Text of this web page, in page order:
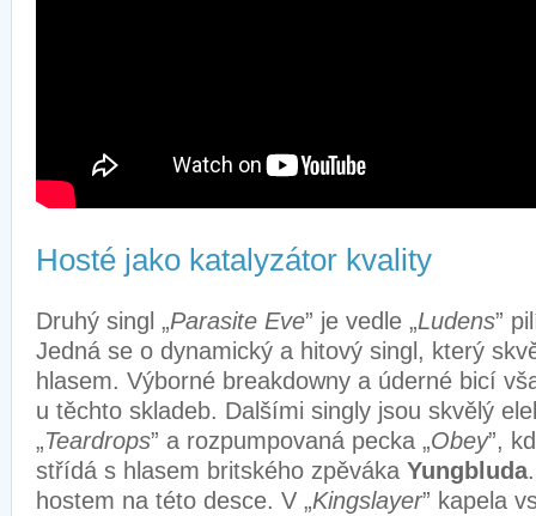
Hosté jako katalyzátor kvality
Druhý singl „Parasite Eve” je vedle „Ludens”
Jedná se o dynamický a hitový singl, který
hlasem. Výborné breakdowny a úderné bicí
u těchto skladeb. Dalšími singly jsou skvělý
„Teardrops” a rozpumpovaná pecka „Obey”,
střídá s hlasem britského zpěváka Yungbluda
hostem na této desce. V „Kingslayer” kapela